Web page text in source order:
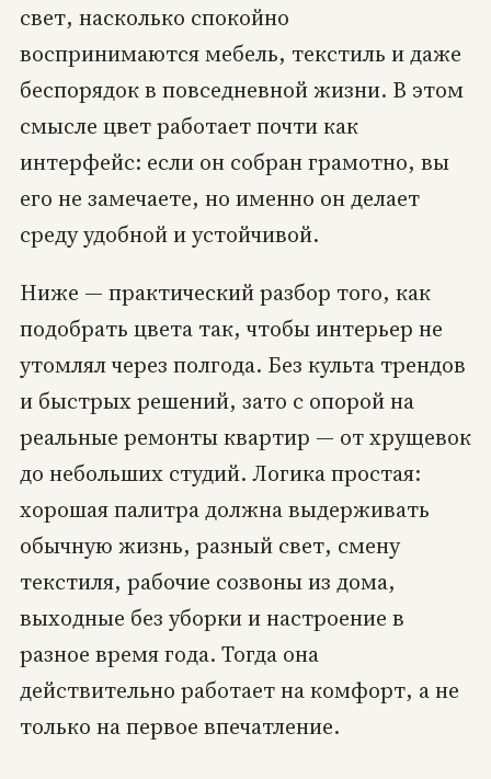
свет, насколько спокойно
воспринимаются мебель, текстиль и даже
беспорядок в повседневной жизни. В этом
смысле цвет работает почти как
интерфейс: если он собран грамотно, вы
его не замечаете, но именно он делает
среду удобной и устойчивой.
Ниже — практический разбор того, как
подобрать цвета так, чтобы интерьер не
утомлял через полгода. Без культа трендов
и быстрых решений, зато с опорой на
реальные ремонты квартир — от хрущевок
до небольших студий. Логика простая:
хорошая палитра должна выдерживать
обычную жизнь, разный свет, смену
текстиля, рабочие созвоны из дома,
выходные без уборки и настроение в
разное время года. Тогда она
действительно работает на комфорт, а не
только на первое впечатление.